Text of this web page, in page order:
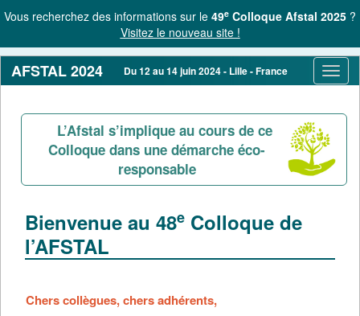
Vous recherchez des informations sur le 49e Colloque Afstal 2025 ?
Visitez le nouveau site !
AFSTAL 2024 Du 12 au 14 juin 2024 - Lille - France
L’Afstal s’implique au cours de ce
Colloque dans une démarche éco-
responsable
Bienvenue au 48e Colloque de
l’AFSTAL
Chers collègues, chers adhérents,